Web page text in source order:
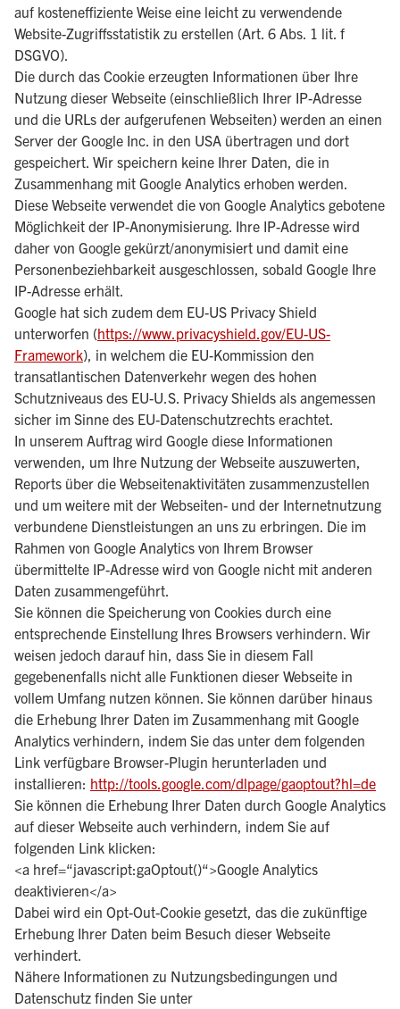
auf kosteneffiziente Weise eine leicht zu verwendende
Website-Zugriffsstatistik zu erstellen (Art. 6 Abs. 1 lit. f
DSGVO).
Die durch das Cookie erzeugten Informationen über Ihre
Nutzung dieser Webseite (einschließlich Ihrer IP-Adresse
und die URLs der aufgerufenen Webseiten) werden an einen
Server der Google Inc. in den USA übertragen und dort
gespeichert. Wir speichern keine Ihrer Daten, die in
Zusammenhang mit Google Analytics erhoben werden.
Diese Webseite verwendet die von Google Analytics gebotene
Möglichkeit der IP-Anonymisierung. Ihre IP-Adresse wird
daher von Google gekürzt/anonymisiert und damit eine
Personenbeziehbarkeit ausgeschlossen, sobald Google Ihre
IP-Adresse erhält.
Google hat sich zudem dem EU-US Privacy Shield
unterworfen (https://www.privacyshield.gov/EU-US-
Framework), in welchem die EU-Kommission den
transatlantischen Datenverkehr wegen des hohen
Schutzniveaus des EU-U.S. Privacy Shields als angemessen
sicher im Sinne des EU-Datenschutzrechts erachtet.
In unserem Auftrag wird Google diese Informationen
verwenden, um Ihre Nutzung der Webseite auszuwerten,
Reports über die Webseitenaktivitäten zusammenzustellen
und um weitere mit der Webseiten- und der Internetnutzung
verbundene Dienstleistungen an uns zu erbringen. Die im
Rahmen von Google Analytics von Ihrem Browser
übermittelte IP-Adresse wird von Google nicht mit anderen
Daten zusammengeführt.
Sie können die Speicherung von Cookies durch eine
entsprechende Einstellung Ihres Browsers verhindern. Wir
weisen jedoch darauf hin, dass Sie in diesem Fall
gegebenenfalls nicht alle Funktionen dieser Webseite in
vollem Umfang nutzen können. Sie können darüber hinaus
die Erhebung Ihrer Daten im Zusammenhang mit Google
Analytics verhindern, indem Sie das unter dem folgenden
Link verfügbare Browser-Plugin herunterladen und
installieren: http://tools.google.com/dlpage/gaoptout?hl=de
Sie können die Erhebung Ihrer Daten durch Google Analytics
auf dieser Webseite auch verhindern, indem Sie auf
folgenden Link klicken:
<a href=“javascript:gaOptout()“>Google Analytics
deaktivieren</a>
Dabei wird ein Opt-Out-Cookie gesetzt, das die zukünftige
Erhebung Ihrer Daten beim Besuch dieser Webseite
verhindert.
Nähere Informationen zu Nutzungsbedingungen und
Datenschutz finden Sie unter